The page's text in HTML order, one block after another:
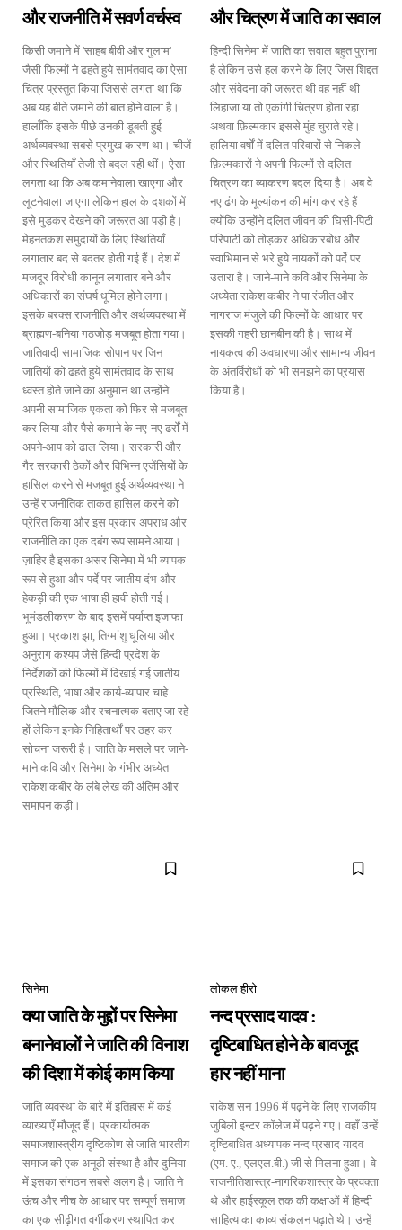
और राजनीति में सवर्ण वर्चस्व
किसी जमाने में 'साहब बीवी और गुलाम'
जैसी फिल्मों ने ढहते हुये सामंतवाद का ऐसा
चित्र प्रस्तुत किया जिससे लगता था कि
अब यह बीते जमाने की बात होने वाला है।
हालाँकि इसके पीछे उनकी डूबती हुई
अर्थव्यवस्था सबसे प्रमुख कारण था। चीजें
और स्थितियाँ तेजी से बदल रही थीं। ऐसा
लगता था कि अब कमानेवाला खाएगा और
लूटनेवाला जाएगा लेकिन हाल के दशकों में
इसे मुड़कर देखने की जरूरत आ पड़ी है।
मेहनतकश समुदायों के लिए स्थितियाँ
लगातार बद से बदतर होती गई हैं। देश में
मजदूर विरोधी कानून लगातार बने और
अधिकारों का संघर्ष धूमिल होने लगा।
इसके बरक्स राजनीति और अर्थव्यवस्था में
ब्राह्मण-बनिया गठजोड़ मजबूत होता गया।
जातिवादी सामाजिक सोपान पर जिन
जातियों को ढहते हुये सामंतवाद के साथ
ध्वस्त होते जाने का अनुमान था उन्होंने
अपनी सामाजिक एकता को फिर से मजबूत
कर लिया और पैसे कमाने के नए-नए ढर्रों में
अपने-आप को ढाल लिया। सरकारी और
गैर सरकारी ठेकों और विभिन्न एजेंसियों के
हासिल करने से मजबूत हुई अर्थव्यवस्था ने
उन्हें राजनीतिक ताकत हासिल करने को
प्रेरित किया और इस प्रकार अपराध और
राजनीति का एक दबंग रूप सामने आया।
ज़ाहिर है इसका असर सिनेमा में भी व्यापक
रूप से हुआ और पर्दे पर जातीय दंभ और
हेकड़ी की एक भाषा ही हावी होती गई।
भूमंडलीकरण के बाद इसमें पर्याप्त इजाफा
हुआ। प्रकाश झा, तिग्मांशु धूलिया और
अनुराग कश्यप जैसे हिन्दी प्रदेश के
निर्देशकों की फिल्मों में दिखाई गई जातीय
प्रस्थिति, भाषा और कार्य-व्यापार चाहे
जितने मौलिक और रचनात्मक बताए जा रहे
हों लेकिन इनके निहितार्थों पर ठहर कर
सोचना जरूरी है। जाति के मसले पर जाने-
माने कवि और सिनेमा के गंभीर अध्येता
राकेश कबीर के लंबे लेख की अंतिम और
समापन कड़ी।
और चित्रण में जाति का सवाल
हिन्दी सिनेमा में जाति का सवाल बहुत पुराना
है लेकिन उसे हल करने के लिए जिस शिद्दत
और संवेदना की जरूरत थी वह नहीं थी
लिहाजा या तो एकांगी चित्रण होता रहा
अथवा फ़िल्मकार इससे मुंह चुराते रहे।
हालिया वर्षों में दलित परिवारों से निकले
फ़िल्मकारों ने अपनी फिल्मों से दलित
चित्रण का व्याकरण बदल दिया है। अब वे
नए ढंग के मूल्यांकन की मांग कर रहे हैं
क्योंकि उन्होंने दलित जीवन की घिसी-पिटी
परिपाटी को तोड़कर अधिकारबोध और
स्वाभिमान से भरे हुये नायकों को पर्दे पर
उतारा है। जाने-माने कवि और सिनेमा के
अध्येता राकेश कबीर ने पा रंजीत और
नागराज मंजुले की फिल्मों के आधार पर
इसकी गहरी छानबीन की है। साथ में
नायकत्व की अवधारणा और सामान्य जीवन
के अंतर्विरोधों को भी समझने का प्रयास
किया है।
सिनेमा
क्या जाति के मुद्दों पर सिनेमा
बनानेवालों ने जाति की विनाश
की दिशा में कोई काम किया
जाति व्यवस्था के बारे में इतिहास में कई
व्याख्याएँ मौजूद हैं। प्रकार्यात्मक
समाजशास्त्रीय दृष्टिकोण से जाति भारतीय
समाज की एक अनूठी संस्था है और दुनिया
में इसका संगठन सबसे अलग है। जाति ने
ऊंच और नीच के आधार पर सम्पूर्ण समाज
का एक सीढ़ीगत वर्गीकरण स्थापित कर
लोकल हीरो
नन्द प्रसाद यादव :
दृष्टिबाधित होने के बावजूद
हार नहीं माना
राकेश सन 1996 में पढ़ने के लिए राजकीय
जुबिली इन्टर कॉलेज में पढ़ने गए। वहाँ उन्हें
दृष्टिबाधित अध्यापक नन्द प्रसाद यादव
(एम. ए., एलएल.बी.) जी से मिलना हुआ। वे
राजनीतिशास्त्र-नागरिकशास्त्र के प्रवक्ता
थे और हाईस्कूल तक की कक्षाओं में हिन्दी
साहित्य का काव्य संकलन पढ़ाते थे। उन्हें